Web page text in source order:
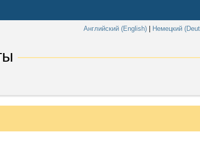
Английский (English) Немецкий